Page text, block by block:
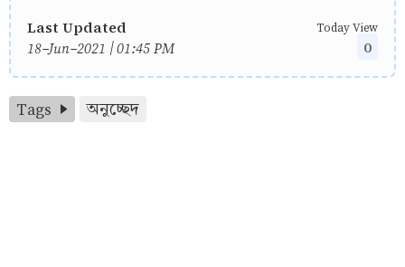
Last Updated
18-Jun-2021 | 01:45 PM
Today View
0
Tags অনুচ্ছেদ